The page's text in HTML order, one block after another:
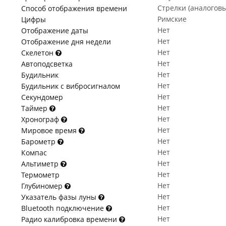
Способ отображения времени
Стрелки
Цифры
Римские
Отображение даты
Нет
Отображение дня недели
Нет
Скелетон
Нет
Автоподсветка
Нет
Будильник
Нет
Будильник с вибросигналом
Нет
Секундомер
Нет
Таймер
Нет
Хронограф
Нет
Мировое время
Нет
Барометр
Нет
Компас
Нет
Альтиметр
Нет
Термометр
Нет
Глубиномер
Нет
Указатель фазы луны
Нет
Bluetooth подключение
Нет
Радио калибровка времени
Нет